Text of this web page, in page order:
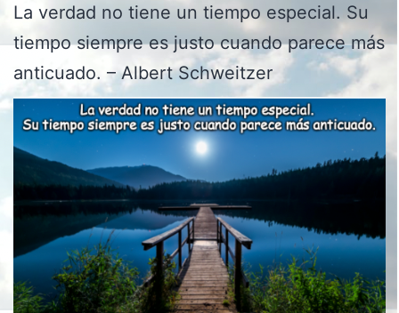
La verdad no tiene un tiempo especial. Su
tiempo siempre es justo cuando parece más
anticuado. – Albert Schweitzer